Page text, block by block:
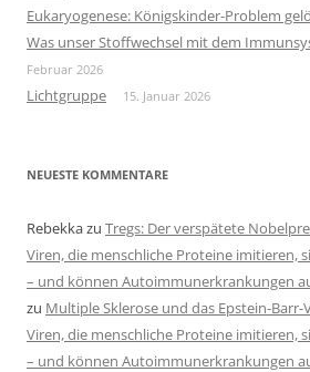
Eukaryogenese: Königskinder-Problem
Was unser Stoffwechsel mit dem
Februar 2026
Lichtgruppe 15. Januar 2026
NEUESTE KOMMENTARE
Rebekkazu Tregs: Der verspätete
Viren, die menschliche Proteine imitieren,
– und können Autoimmunerkrankungen
zu Multiple Sklerose und das Epstein-Barr-
Viren, die menschliche Proteine imitieren,
– und können Autoimmunerkrankungen